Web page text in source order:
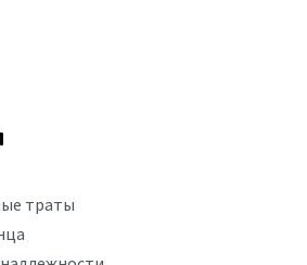
траты